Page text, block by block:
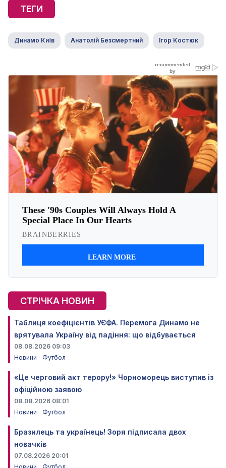
ТЕГИ
Динамо Київ Анатолій Безсмертний Ігор Костюк
СТРІЧКА НОВИН
Таблиця коефіцієнтів УЄФА. Перемога Динамо не
врятувала Україну від падіння: що відбувається
08.08.2026 09:03
Новини
Футбол
«Це черговий акт терору!» Чорноморець виступив із
офіційною заявою
08.08.2026 08:01
Новини
Футбол
Бразилець та українець! Зоря підписала двох
новачків
07.08.2026 20:01